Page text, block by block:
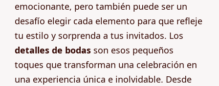
emocionante, pero también puede ser un
desafío elegir cada elemento para que refleje
tu estilo y sorprenda a tus invitados. Los
detalles de bodas son esos pequeños
toques que transforman una celebración en
una experiencia única e inolvidable. Desde